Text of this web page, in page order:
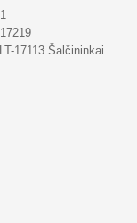
17113 Šalčininkai